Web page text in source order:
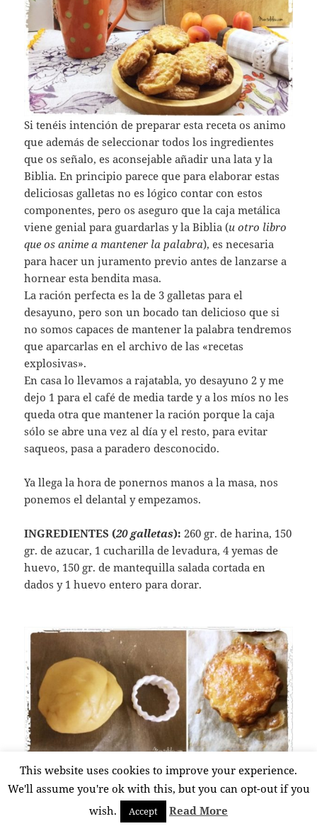
Si tenéis intención de preparar esta receta os animo
que además de seleccionar todos los ingredientes
que os señalo, es aconsejable añadir una lata y la
Biblia. En principio parece que para elaborar estas
deliciosas galletas no es lógico contar con estos
componentes, pero os aseguro que la caja metálica
viene genial para guardarlas y la Biblia (u otro libro
que os anime a mantener la palabra), es necesaria
para hacer un juramento previo antes de lanzarse a
hornear esta bendita masa.
La ración perfecta es la de 3 galletas para el
desayuno, pero son un bocado tan delicioso que si
no somos capaces de mantener la palabra tendremos
que aparcarlas en el archivo de las «recetas
explosivas».
En casa lo llevamos a rajatabla, yo desayuno 2 y me
dejo 1 para el café de media tarde y a los míos no les
queda otra que mantener la ración porque la caja
sólo se abre una vez al día y el resto, para evitar
saqueos, pasa a paradero desconocido.
Ya llega la hora de ponernos manos a la masa, nos
ponemos el delantal y empezamos.
INGREDIENTES (20 galletas):260 gr. de harina, 150
gr. de azucar, 1 cucharilla de levadura, 4 yemas de
huevo, 150 gr. de mantequilla salada cortada en
dados y 1 huevo entero para dorar.
This website uses cookies to improve your experience.
We'll assume you're ok with this, but you can opt-out if you
wish.
Accept Read More